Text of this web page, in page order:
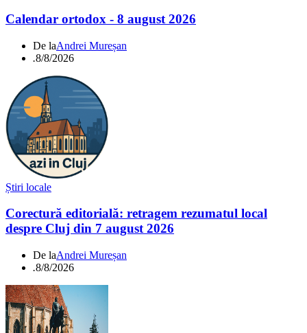
Calendar ortodox - 8 august 2026
De laAndrei Mureșan
.8/8/2026
Știri locale
Corectură editorială: retragem rezumatul local
despre Cluj din 7 august 2026
De laAndrei Mureșan
.8/8/2026